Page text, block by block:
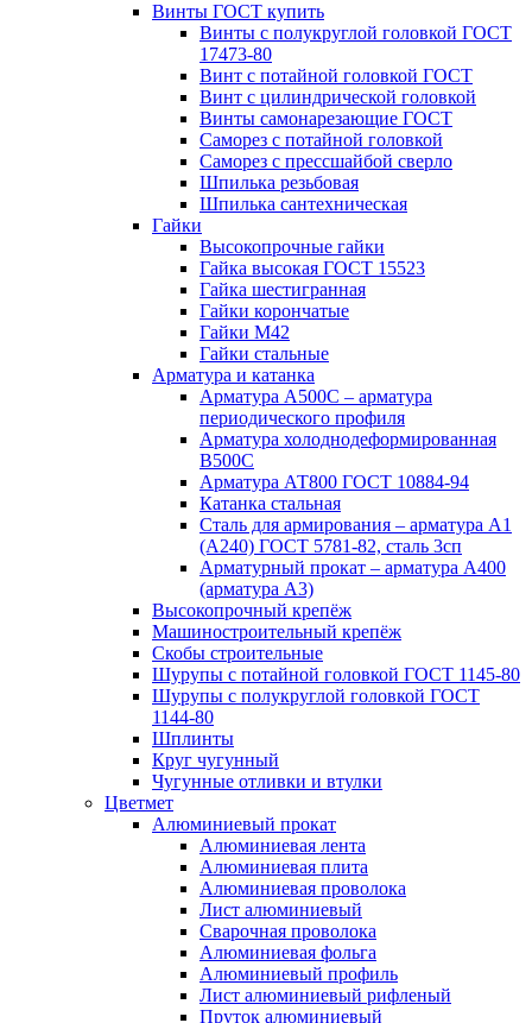
Винты ГОСТ купить
Винты с полукруглой головкой ГОСТ
17473-80
Винт с потайной головкой ГОСТ
Винт с цилиндрической головкой
Винты самонарезающие ГОСТ
Саморез с потайной головкой
Саморез с прессшайбой сверло
Шпилька резьбовая
Шпилька сантехническая
Гайки
Высокопрочные гайки
Гайка высокая ГОСТ 15523
Гайка шестигранная
Гайки корончатые
Гайки М42
Гайки стальные
Арматура и катанка
Арматура А500С – арматура
периодического профиля
Арматура холоднодеформированная
В500С
Арматура АТ800 ГОСТ 10884-94
Катанка стальная
Сталь для армирования – арматура А1
(А240) ГОСТ 5781-82, сталь 3сп
Арматурный прокат – арматура А400
(арматура А3)
Высокопрочный крепёж
Машиностроительный крепёж
Скобы строительные
Шурупы с потайной головкой ГОСТ 1145-80
Шурупы с полукруглой головкой ГОСТ
1144-80
Шплинты
Круг чугунный
Чугунные отливки и втулки
Цветмет
Алюминиевый прокат
Алюминиевая лента
Алюминиевая плита
Алюминиевая проволока
Лист алюминиевый
Сварочная проволока
Алюминиевая фольга
Алюминиевый профиль
Лист алюминиевый рифленый
Пруток алюминиевый